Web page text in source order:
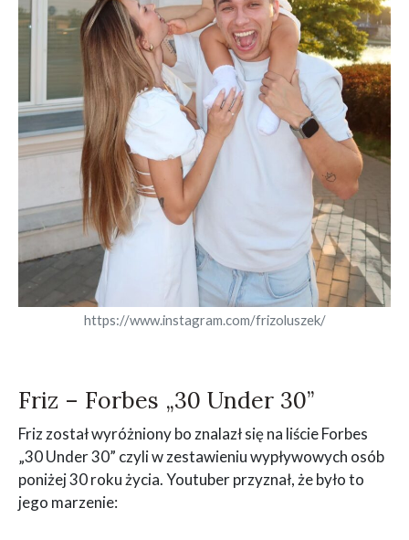
https://www.instagram.com/frizoluszek/
Friz – Forbes „30 Under 30”
Friz został wyróżniony bo znalazł się na liście Forbes
„30 Under 30” czyli w zestawieniu wypływowych osób
poniżej 30 roku życia. Youtuber przyznał, że było to
jego marzenie: